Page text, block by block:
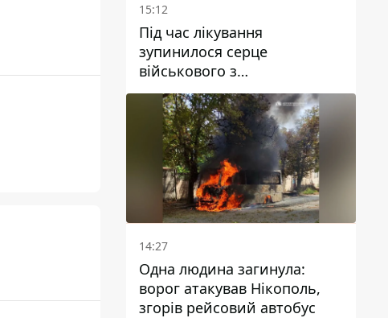
15:12
Під час лікування
зупинилося серце
військового з
Дніпропетровської області
Ростислава Лупашка
14:27
Одна людина загинула:
ворог атакував Нікополь,
згорів рейсовий автобус